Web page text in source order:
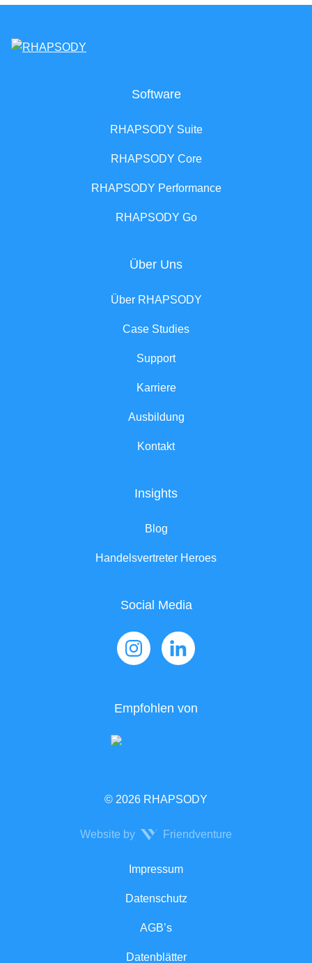
Software
RHAPSODY Suite
RHAPSODY Core
RHAPSODY Performance
RHAPSODY Go
Über Uns
Über RHAPSODY
Case Studies
Support
Karriere
Ausbildung
Kontakt
Insights
Blog
Handelsvertreter Heroes
Social Media
Empfohlen von
© 2026 RHAPSODY
Website by Friendventure
Impressum
Datenschutz
AGB’s
Datenblätter